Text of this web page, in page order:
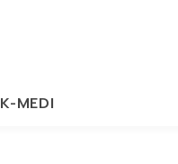
K-MEDI